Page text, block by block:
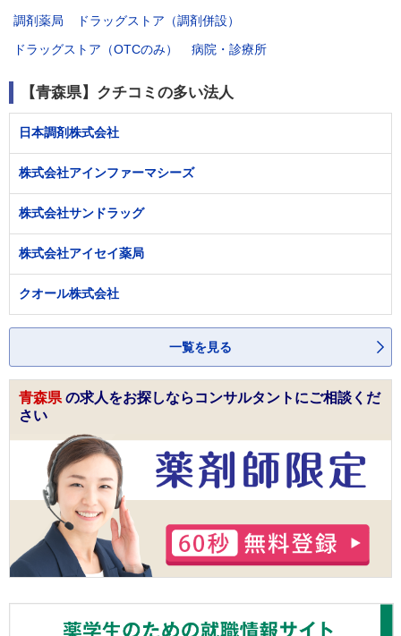
調剤薬局
ドラッグストア（調剤併設）
ドラッグストア（OTCのみ）
病院・診療所
【青森県】クチコミの多い法人
日本調剤株式会社
株式会社アインファーマシーズ
株式会社サンドラッグ
株式会社アイセイ薬局
クオール株式会社
一覧を見る
青森県 の求人をお探しならコンサルタントにご相談くだ
さい